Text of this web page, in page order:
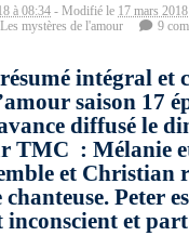
à 08:34 - Modifié le 17 mars
Les mystères de l'amour 9
intégral et
saison 17
diffusé le
TMC : Mélanie
et Christian
Peter
inconscient et